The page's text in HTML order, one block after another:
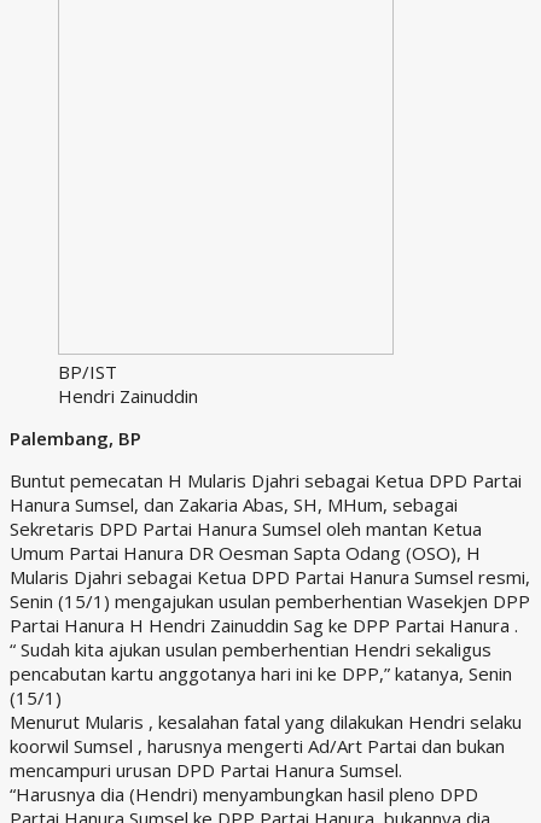
BP/IST
Hendri Zainuddin
Palembang, BP
Buntut pemecatan H Mularis Djahri sebagai Ketua DPD Partai
Hanura Sumsel, dan Zakaria Abas, SH, MHum, sebagai
Sekretaris DPD Partai Hanura Sumsel oleh mantan Ketua
Umum Partai Hanura DR Oesman Sapta Odang (OSO), H
Mularis Djahri sebagai Ketua DPD Partai Hanura Sumsel resmi,
Senin (15/1) mengajukan usulan pemberhentian Wasekjen DPP
Partai Hanura H Hendri Zainuddin Sag ke DPP Partai Hanura .
“ Sudah kita ajukan usulan pemberhentian Hendri sekaligus
pencabutan kartu anggotanya hari ini ke DPP,” katanya, Senin
(15/1)
Menurut Mularis , kesalahan fatal yang dilakukan Hendri selaku
koorwil Sumsel , harusnya mengerti Ad/Art Partai dan bukan
mencampuri urusan DPD Partai Hanura Sumsel.
“Harusnya dia (Hendri) menyambungkan hasil pleno DPD
Partai Hanura Sumsel ke DPP Partai Hanura, bukannya dia